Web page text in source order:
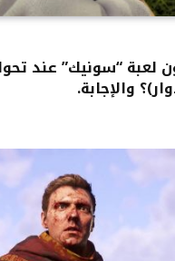
“سونيك” عند
والإجابة.